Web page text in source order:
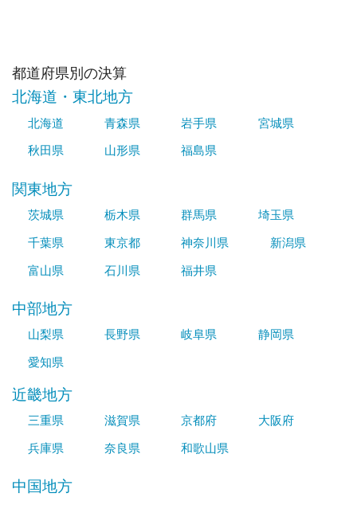
都道府県別の決算
北海道・東北地方
北海道 青森県 岩手県
宮城県
秋田県
山形県 福島県
関東地方
茨城県 栃木県 群馬県
埼玉県
千葉県
東京都 神奈川県
新潟県
富山県
石川県 福井県
中部地方
山梨県 長野県 岐阜県
静岡県
愛知県
近畿地方
三重県 滋賀県 京都府
大阪府
兵庫県
奈良県 和歌山県
中国地方